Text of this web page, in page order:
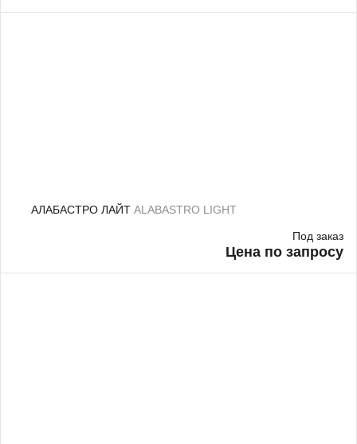
АЛАБАСТРО ЛАЙТ ALABASTRO LIGHT
Под заказ
Цена по запросу